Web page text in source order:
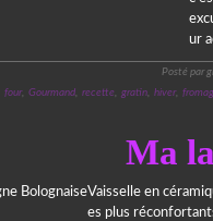
ur
Posté par
four, Gourmand, recette, gratin, hiver,
Ma
Vaisselle en
es plus